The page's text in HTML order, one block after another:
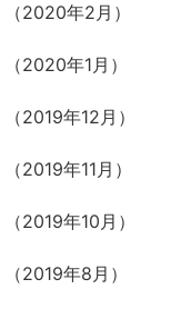
2020年2月）
2020年1月）
2019年12月）
2019年11月）
2019年10月）
2019年8月）